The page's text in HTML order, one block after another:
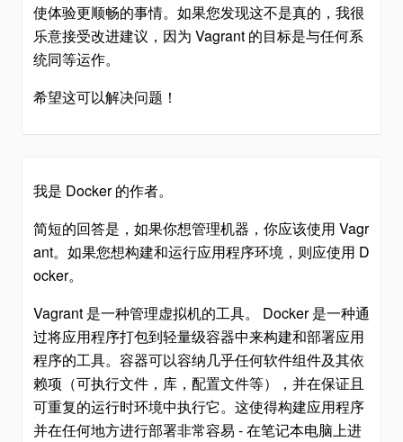
使体验更顺畅的事情。如果您发现这不是真的，我很
乐意接受改进建议，因为 Vagrant 的目标是与任何系
统同等运作。
希望这可以解决问题！
我是 Docker 的作者。
简短的回答是，如果你想管理机器，你应该使用 Vagr
ant。如果您想构建和运行应用程序环境，则应使用 D
ocker。
Vagrant 是一种管理虚拟机的工具。 Docker 是一种通
过将应用程序打包到轻量级容器中来构建和部署应用
程序的工具。容器可以容纳几乎任何软件组件及其依
赖项（可执行文件，库，配置文件等），并在保证且
可重复的运行时环境中执行它。这使得构建应用程序
并在任何地方进行部署非常容易 - 在笔记本电脑上进